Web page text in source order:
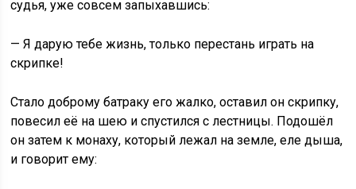
судья, уже совсем запыхавшись:
— Я дарую тебе жизнь, только перестань играть на
скрипке!
Стало доброму батраку его жалко, оставил он скрипку,
повесил её на шею и спустился с лестницы. Подошёл
он затем к монаху, который лежал на земле, еле дыша,
и говорит ему: